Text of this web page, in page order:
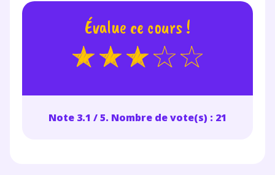
Évalue ce cours !
Note 3.1 / 5. Nombre de vote(s) : 21